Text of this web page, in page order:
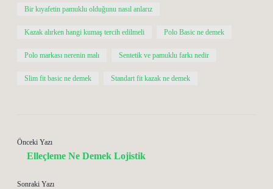
Bir kıyafetin pamuklu olduğunu nasıl anlarız
Kazak alırken hangi kumaş tercih edilmeli Polo Basic ne demek
Polo markası nerenin malı Sentetik ve pamuklu farkı nedir
Slim fit basic ne demek Standart fit kazak ne demek
Önceki Yazı
Elleçleme Ne Demek Lojistik
Sonraki Yazı